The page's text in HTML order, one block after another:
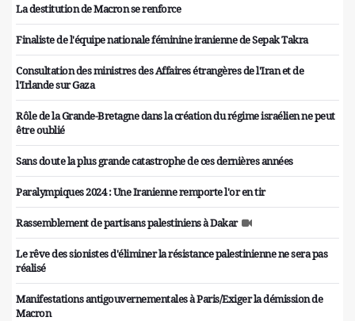
La destitution de Macron se renforce
Finaliste de l'équipe nationale féminine iranienne de Sepak Takra
Consultation des ministres des Affaires étrangères de l'Iran et de
l'Irlande sur Gaza
Rôle de la Grande-Bretagne dans la création du régime israélien ne peut
être oublié
Sans doute la plus grande catastrophe de ces dernières années
Paralympiques 2024 : Une Iranienne remporte l'or en tir
Rassemblement de partisans palestiniens à Dakar
Le rêve des sionistes d'éliminer la résistance palestinienne ne sera pas
réalisé
Manifestations antigouvernementales à Paris/Exiger la démission de
Macron